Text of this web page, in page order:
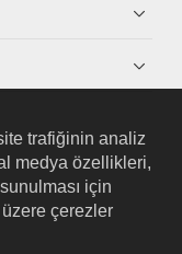
trafiğinin analiz
medya özellikleri,
için
çerezler